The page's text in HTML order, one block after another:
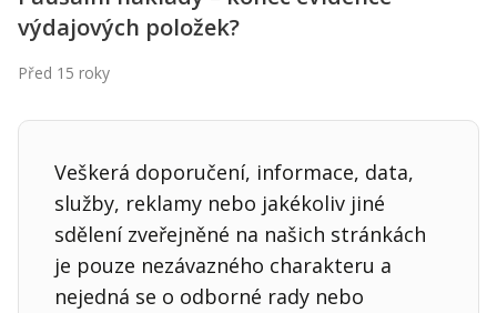
Přihlášení
Kontakt
Obchodní podmínky
Hledaná fráze Hledat
výdajových položek?
Před 15 roky
Veškerá doporučení, informace, data,
služby, reklamy nebo jakékoliv jiné
sdělení zveřejněné na našich stránkách
je pouze nezávazného charakteru a
nejedná se o odborné rady nebo